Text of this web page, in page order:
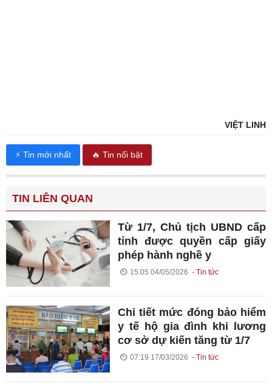
VIỆT LINH
⚡ Tin mới nhất 🔥 Tin nổi bật
TIN LIÊN QUAN
Từ 1/7, Chủ tịch UBND cấp
tỉnh được quyền cấp giấy
phép hành nghề y
15:05 04/05/2026 Tin tức
Chi tiết mức đóng bảo hiểm
y tế hộ gia đình khi lương
cơ sở dự kiến tăng từ 1/7
07:19 17/03/2026 Tin tức